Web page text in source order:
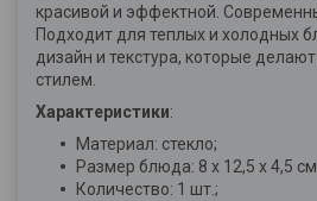
красивой и эффектной.
Подходит для теплых и холодных
дизайн и текстура, которые
стилем.
Характеристики:
Материал: стекло;
Размер блюда: 8 х 12,5 х 4,5
Количество: 1 шт.;